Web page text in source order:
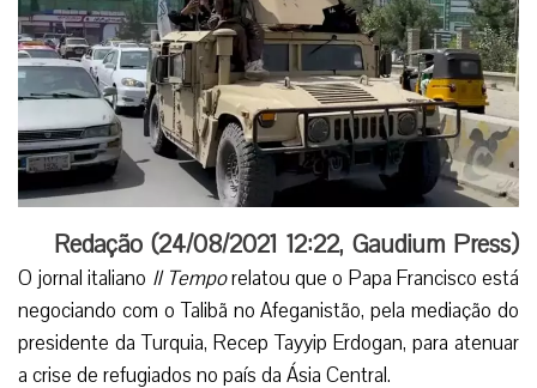
Redação (24/08/2021 12:22, Gaudium Press)
O jornal italiano Il Temporelatou que o Papa Francisco está
negociando com o Talibã no Afeganistão, pela mediação do
presidente da Turquia, Recep Tayyip Erdogan, para atenuar
a crise de refugiados no país da Ásia Central.